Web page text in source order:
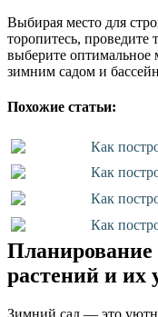
Выбирая место для
торопитесь, проведите
выберите оптимальное
зимним садом и
Похожие статьи:
Как
Как
Как
Как
Планирование
растений и их
Зимний сад — это